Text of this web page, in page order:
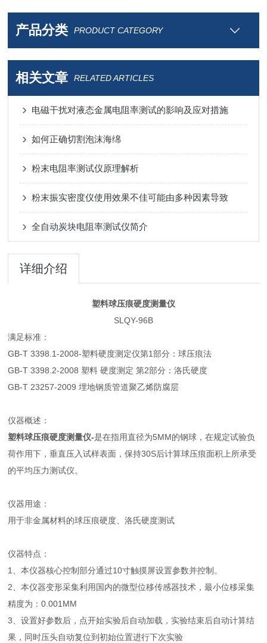
产品分类 PRODUCT CATEGORY
相关文章 RELATED ARTICLES
电磁干扰对液态金属电阻率测试的影响及应对措施
如何正确切割泡沫海绵
粉末电阻率测试仪原理解析
粉末振实密度仪使用效果不佳可能由多种因素导致
全自动炭块电阻率测试仪简介
详细介绍
塑料球压痕硬度测量仪
SLQY-96B
满足标准：
GB-T 3398.1-2008-塑料硬度测定仪第1部分：球压痕法
GB-T 3398.2-2008 塑料 硬度测定 第2部分：洛氏硬度
GB-T 23257-2009 埋地钢质管道聚乙烯防腐层
仪器概述：
塑料球压痕硬度测量仪-是在指用直径为5MM的钢球，在规定试验负
荷作用下，垂直压入试样表面，保持30S后计算球压痕面积上所承受
的平均压力测试仪。
仪器用途：
用于非金属材料的球压痕硬度、洛氏硬度测试
仪器特点：
1、本仪器核心控制部分通过10寸触摸屏设置参数并控制。
2、本仪器变形采集利用国内的微型位移传感器技术，最小位移采集
精度为：0.001MM
3、设置好参数后，点开始实验后自动加载，实验结束后自动计算结
果，同时压头自动复位到初始位置进行下次实验